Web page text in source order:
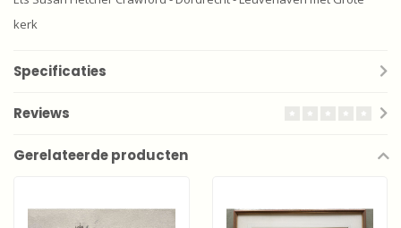
kerk
Specificaties
Reviews
Gerelateerde producten